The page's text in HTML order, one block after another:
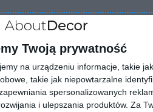
Twoją prywatność
na urządzeniu informacje, takie
takie jak niepowtarzalne
spersonalizowanych
i ulepszania produktów. Za